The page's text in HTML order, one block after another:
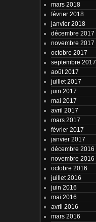
mars 2018
février 2018
janvier 2018
décembre 2017
novembre 2017
octobre 2017
septembre 2017
août 2017
juillet 2017
juin 2017
mai 2017
avril 2017
mars 2017
février 2017
janvier 2017
décembre 2016
novembre 2016
octobre 2016
juillet 2016
juin 2016
mai 2016
avril 2016
mars 2016